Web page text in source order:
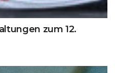
zum 12.